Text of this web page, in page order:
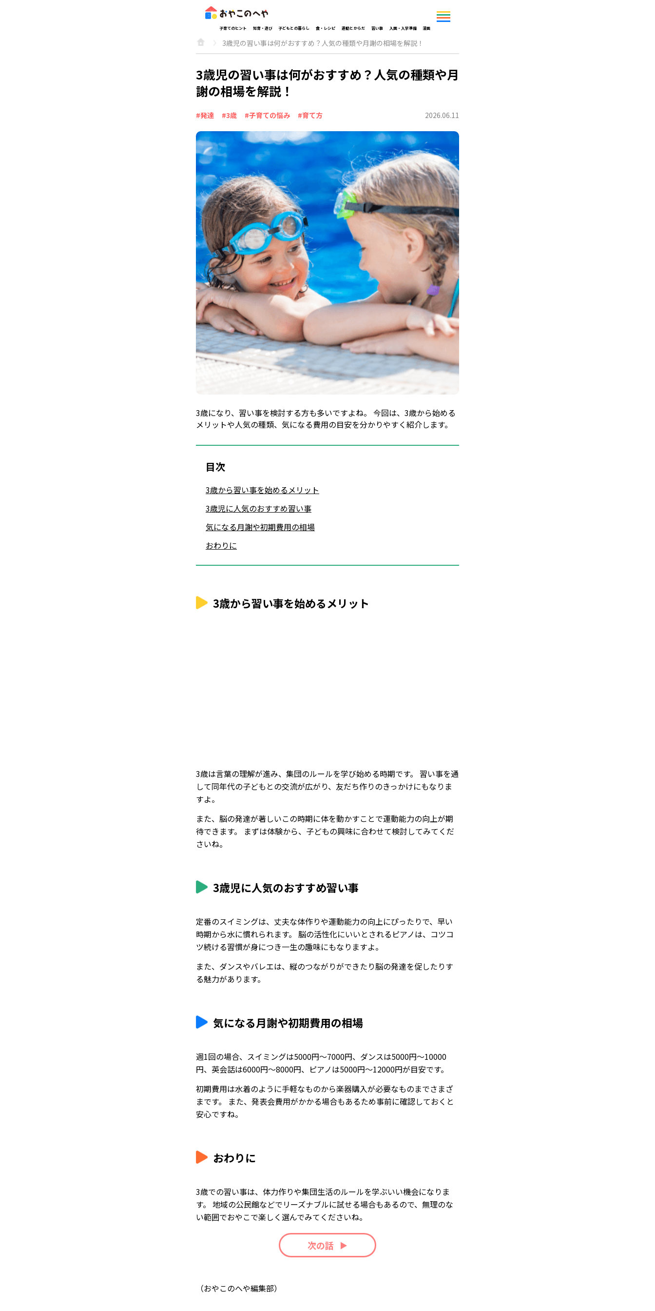
子育てのヒント 知育・遊び 子どもとの暮らし 食・レシピ 運動とからだ 習い事 入園・入学準備 漫画
3歳児の習い事は何がおすすめ？人気の種類や月謝の相場を解説！
3歳児の習い事は何がおすすめ？人気の種類や月
謝の相場を解説！
#発達 #3歳 #子育ての悩み #育て方 2026.06.11
3歳になり、習い事を検討する方も多いですよね。 今回は、3歳から始める
メリットや人気の種類、気になる費用の目安を分かりやすく紹介します。
目次
3歳から習い事を始めるメリット
3歳児に人気のおすすめ習い事
気になる月謝や初期費用の相場
おわりに
3歳から習い事を始めるメリット
3歳は言葉の理解が進み、集団のルールを学び始める時期です。 習い事を通
して同年代の子どもとの交流が広がり、友だち作りのきっかけにもなりま
すよ。
また、脳の発達が著しいこの時期に体を動かすことで運動能力の向上が期
待できます。 まずは体験から、子どもの興味に合わせて検討してみてくだ
さいね。
3歳児に人気のおすすめ習い事
定番のスイミングは、丈夫な体作りや運動能力の向上にぴったりで、早い
時期から水に慣れられます。 脳の活性化にいいとされるピアノは、コツコ
ツ続ける習慣が身につき一生の趣味にもなりますよ。
また、ダンスやバレエは、縦のつながりができたり脳の発達を促したりす
る魅力があります。
気になる月謝や初期費用の相場
週1回の場合、スイミングは5000円〜7000円、ダンスは5000円〜10000
円、英会話は6000円〜8000円、ピアノは5000円〜12000円が目安です。
初期費用は水着のように手軽なものから楽器購入が必要なものまでさまざ
まです。 また、発表会費用がかかる場合もあるため事前に確認しておくと
安心ですね。
おわりに
3歳での習い事は、体力作りや集団生活のルールを学ぶいい機会になりま
す。 地域の公民館などでリーズナブルに試せる場合もあるので、無理のな
い範囲でおやこで楽しく選んでみてくださいね。
次の話
（おやこのへや編集部）